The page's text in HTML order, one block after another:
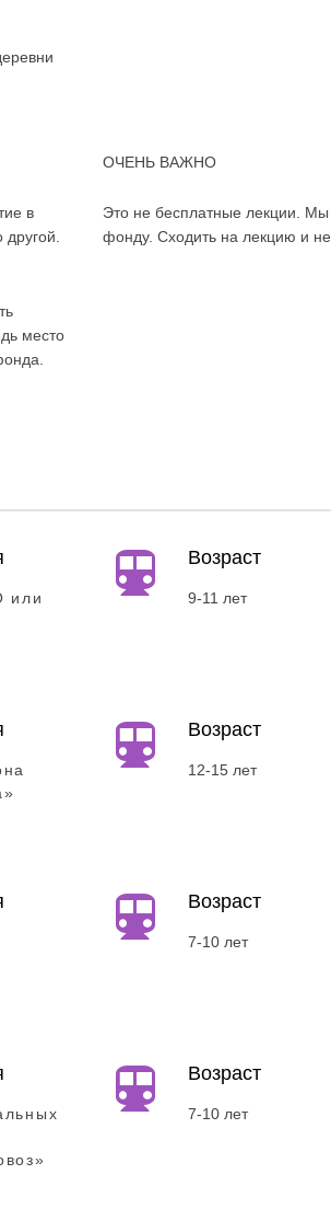
в
место
ОЧЕНЬ ВАЖНО
Это не бесплатные лекции.
фонду. Сходить на лекцию и
или
Возраст
9-11 лет
Возраст
12-15 лет
Возраст
7-10 лет
Возраст
7-10 лет